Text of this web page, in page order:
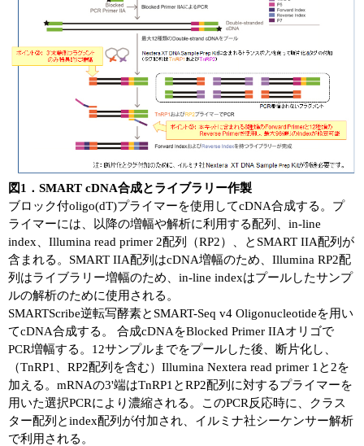
図1．SMART cDNA合成とライブラリー作製
ブロック付oligo(dT)プライマーを使用してcDNA合成する。プ
ライマーには、以降の増幅や解析に利用する配列、in-line
index、Illumina read primer 2配列（RP2）、とSMART IIA配列が
含まれる。SMART IIA配列はcDNA増幅のため、Illumina RP2配
列はライブラリー増幅のため、in-line indexはプールしたサンプ
ルの解析のために使用される。
SMARTScribe逆転写酵素とSMART-Seq v4 Oligonucleotideを用い
てcDNA合成する。 合成cDNAをBlocked Primer IIAオリゴで
PCR増幅する。12サンプルまでをプールした後、断片化し、
（TnRP1、RP2配列を含む）Illumina Nextera read primer 1と2を
加える。mRNAの3'端はTnRP1とRP2配列に対するプライマーを
用いた選択PCRにより濃縮される。このPCR反応時に、クラス
ター配列とindex配列が付加され、イルミナ社シーケンサー解析
で利用される。